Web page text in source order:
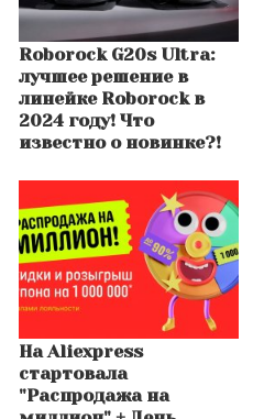
Roborock G20s Ultra:
лучшее решение в
линейке Roborock в
2024 году! Что
известно о новинке?!
На Aliexpress
стартовала
"Распродажа на